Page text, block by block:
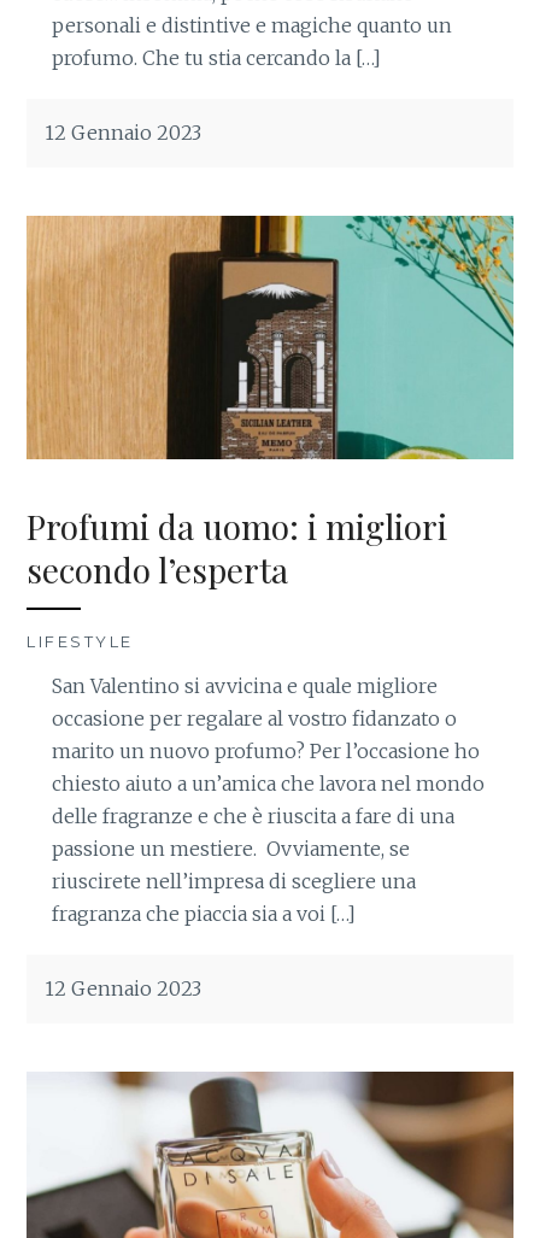
personali e distintive e magiche quanto un
profumo. Che tu stia cercando la […]
12 Gennaio 2023
Profumi da uomo: i migliori
secondo l’esperta
LIFESTYLE
San Valentino si avvicina e quale migliore
occasione per regalare al vostro fidanzato o
marito un nuovo profumo? Per l’occasione ho
chiesto aiuto a un’amica che lavora nel mondo
delle fragranze e che è riuscita a fare di una
passione un mestiere. Ovviamente, se
riuscirete nell’impresa di scegliere una
fragranza che piaccia sia a voi […]
12 Gennaio 2023